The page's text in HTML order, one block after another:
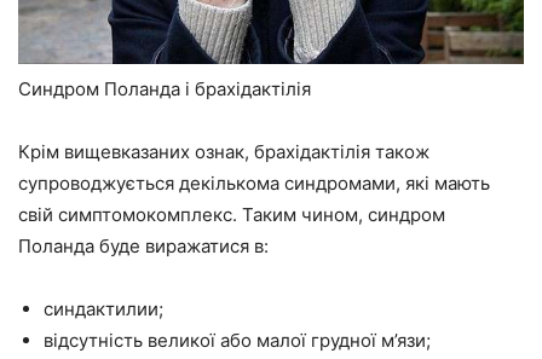
Синдром Поланда і брахідактілія
Крім вищевказаних ознак, брахідактілія також
супроводжується декількома синдромами, які мають
свій симптомокомплекс. Таким чином, синдром
Поланда буде виражатися в:
синдактилии;
відсутність великої або малої грудної м’язи;